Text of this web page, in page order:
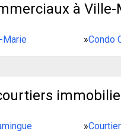
à Ville-
Marie »Condo
»